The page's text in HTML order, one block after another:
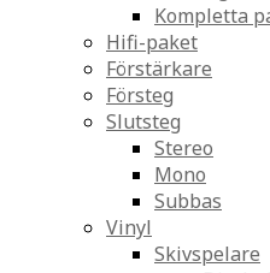
Kompletta
Hifi-paket
Förstärkare
Försteg
Slutsteg
Stereo
Mono
Subbas
Vinyl
Skivspelare